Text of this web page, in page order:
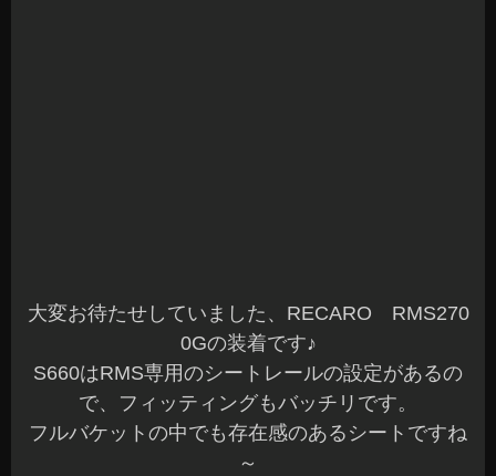
大変お待たせしていました、RECARO RMS270
0Gの装着です♪
S660はRMS専用のシートレールの設定があるの
で、フィッティングもバッチリです。
フルバケットの中でも存在感のあるシートですね
～